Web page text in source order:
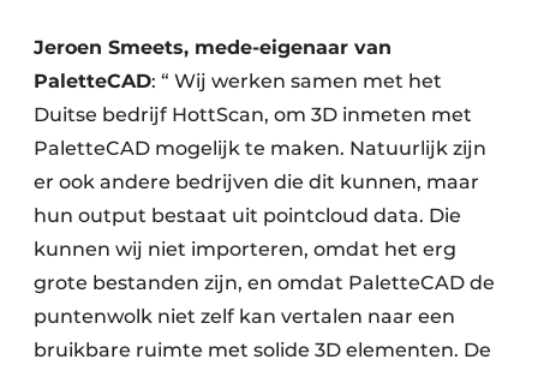
Jeroen Smeets, mede-eigenaar van
PaletteCAD: “ Wij werken samen met het
Duitse bedrijf HottScan, om 3D inmeten met
PaletteCAD mogelijk te maken. Natuurlijk zijn
er ook andere bedrijven die dit kunnen, maar
hun output bestaat uit pointcloud data. Die
kunnen wij niet importeren, omdat het erg
grote bestanden zijn, en omdat PaletteCAD de
puntenwolk niet zelf kan vertalen naar een
bruikbare ruimte met solide 3D elementen. De